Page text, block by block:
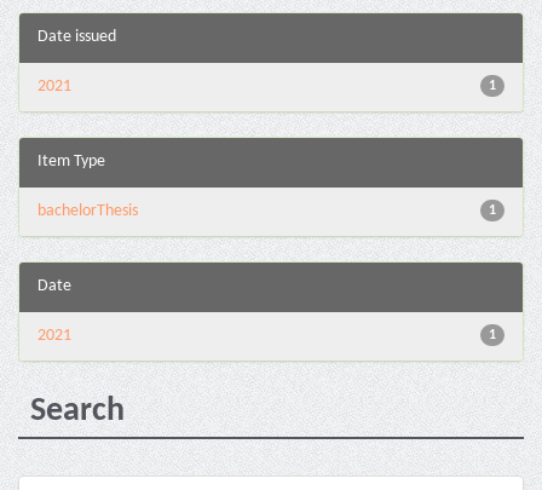
Date issued
1
2021
Item Type
1
bachelorThesis
Date
1
2021
Search